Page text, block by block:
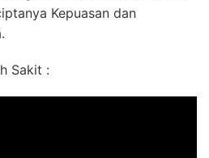
Kepuasan dan
Sakit :